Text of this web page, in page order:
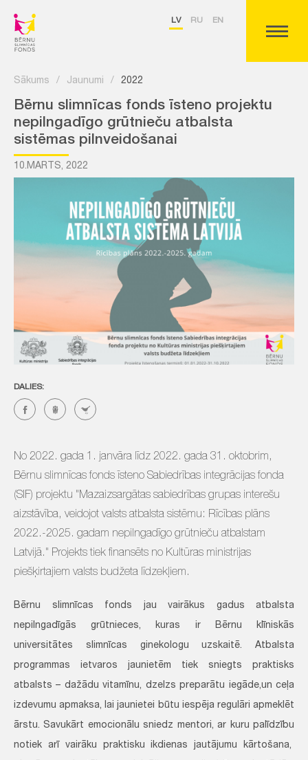
LV RU EN
Sākums / Jaunumi / 2022
Bērnu slimnīcas fonds īsteno projektu
nepilngadīgo grūtnieču atbalsta
sistēmas pilnveidošanai
10.MARTS, 2022
DALIES:
No 2022. gada 1. janvāra līdz 2022. gada 31. oktobrim,
Bērnu slimnīcas fonds īsteno Sabiedrības integrācijas fonda
(SIF) projektu "Mazaizsargātas sabiedrības grupas interešu
aizstāvība, veidojot valsts atbalsta sistēmu: Rīcības plāns
2022.-2025. gadam nepilngadīgo grūtnieču atbalstam
Latvijā." Projekts tiek finansēts no Kultūras ministrijas
piešķirtajiem valsts budžeta līdzekļiem.
Bērnu slimnīcas fonds jau vairākus gadus atbalsta
nepilngadīgās grūtnieces, kuras ir Bērnu klīniskās
universitātes slimnīcas ginekologu uzskaitē. Atbalsta
programmas ietvaros jaunietēm tiek sniegts praktisks
atbalsts – dažādu vitamīnu, dzelzs preparātu iegāde,un ceļa
izdevumu apmaksa, lai jaunietei būtu iespēja regulāri apmeklēt
ārstu. Savukārt emocionālu sniedz mentori, ar kuru palīdzību
notiek arī vairāku praktisku ikdienas jautājumu kārtošana,